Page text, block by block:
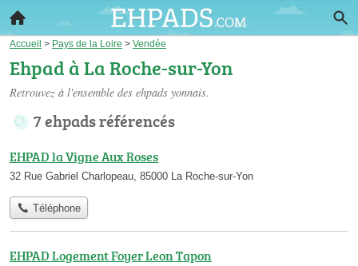
Accueil > Pays de la Loire > Vendée
Ehpad à La Roche-sur-Yon
Retrouvez à l'ensemble des ehpads yonnais.
7 ehpads référencés
EHPAD la Vigne Aux Roses
32 Rue Gabriel Charlopeau, 85000 La Roche-sur-Yon
Téléphone
EHPAD Logement Foyer Leon Tapon